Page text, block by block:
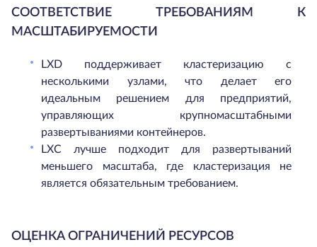
СООТВЕТСТВИЕ ТРЕБОВАНИЯМ К
МАСШТАБИРУЕМОСТИ
LXD поддерживает кластеризацию с
несколькими узлами, что делает его
идеальным решением для предприятий,
управляющих крупномасштабными
развертываниями контейнеров.
LXC лучше подходит для развертываний
меньшего масштаба, где кластеризация не
является обязательным требованием.
ОЦЕНКА ОГРАНИЧЕНИЙ РЕСУРСОВ